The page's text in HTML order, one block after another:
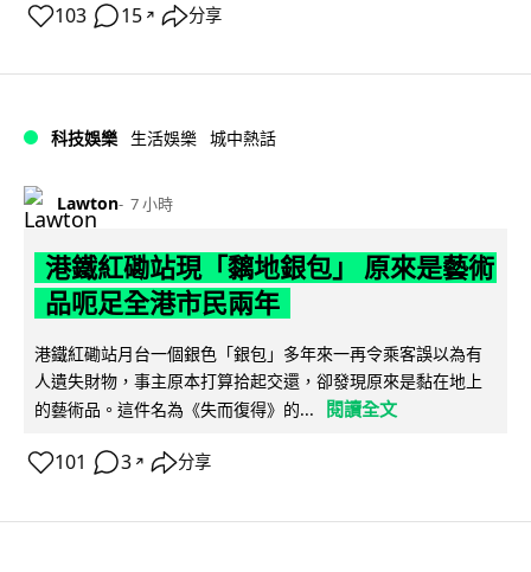
103 15 ↗ 分享
科技娛樂 生活娛樂 城中熱話
Lawton 7 小時
港鐵紅磡站現「黐地銀包」 原來是藝術
品呃足全港市民兩年
港鐵紅磡站月台一個銀色「銀包」多年來一再令乘客誤以為有
人遺失財物，事主原本打算拾起交還，卻發現原來是黏在地上
的藝術品。這件名為《失而復得》的...
閱讀全文
101 3 ↗ 分享